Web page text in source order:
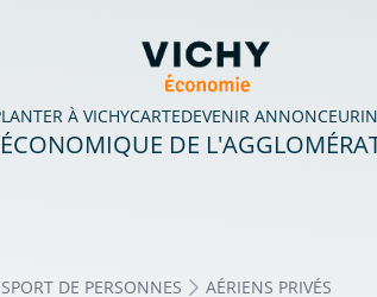
À VICHYCARTEDEVENIR ANNONCEUR
DE
DE PERSONNES AÉRIENS PRIVÉS